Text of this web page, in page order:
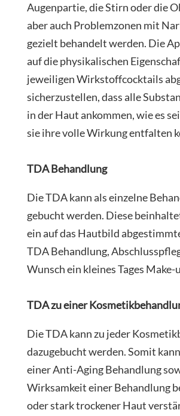
Augenpartie, die Stirn oder die
aber auch Problemzonen mit
gezielt behandelt werden. Die
auf die physikalischen
jeweiligen Wirkstoffcocktails
sicherzustellen, dass alle
in der Haut ankommen, wie es
sie ihre volle Wirkung entfalten
TDA Behandlung
Die TDA kann als einzelne
gebucht werden. Diese
ein auf das Hautbild
TDA Behandlung,
Wunsch ein kleines Tages Make-
TDA zu einer
Die TDA kann zu jeder
dazugebucht werden. Somit
einer Anti-Aging Behandlung
Wirksamkeit einer Behandlung
oder stark trockener Haut